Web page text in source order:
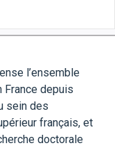
l’ensemble
depuis
sein des
français, et
doctorale